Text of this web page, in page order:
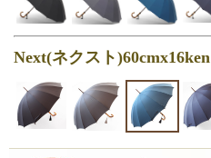
Next(ネクスト)60cmx16ken